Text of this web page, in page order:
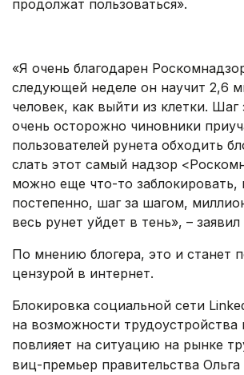
продолжат пользоваться».
«Я очень благодарен
следующей неделе он научит 2,6
человек, как выйти из клетки. Шаг
очень осторожно чиновники
пользователей рунета обходить
слать этот самый надзор
можно еще что-то заблокировать,
постепенно, шаг за шагом,
весь рунет уйдет в тень», – заявил
По мнению блогера, это и станет
цензурой в интернет.
Блокировка социальной сети
на возможности трудоустройства
повлияет на ситуацию на рынке
виц-премьер правительства